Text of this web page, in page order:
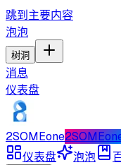
跳到主要内容
泡泡
树洞
消息
仪表盘
2SOMEone
仪表盘
泡泡